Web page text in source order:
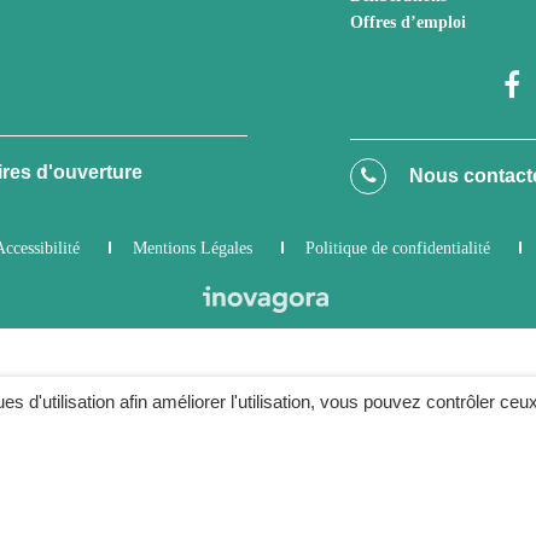
d'utilisation afin améliorer l'utilisation, vous pouvez contrôler
d'ouverture
Offres d’emploi
Nous
Mentions Légales Politique de confidentialité